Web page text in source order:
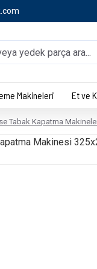
Makineleri Et ve
Tabak Kapatma